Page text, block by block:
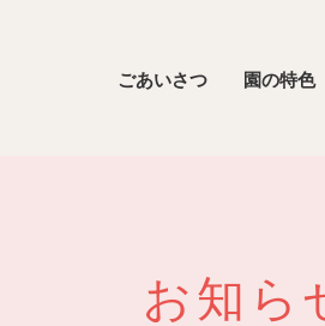
ごあいさつ 園の特色
お知ら